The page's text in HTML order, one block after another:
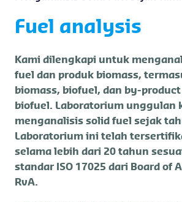
Fuel analysis
Kami dilengkapi untuk
fuel dan produk biomass,
biomass, biofuel, dan by-
biofuel. Laboratorium unggulan
menganalisis solid fuel sejak
Laboratorium ini telah
selama lebih dari 20 tahun
standar ISO 17025 dari Board of
RvA.